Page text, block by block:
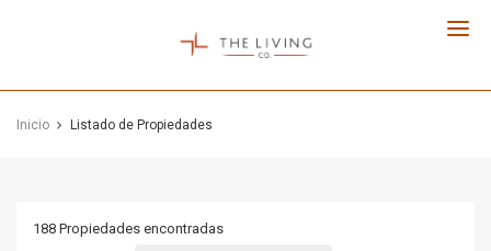
Co.
Inicio Listado de Propiedades
188 Propiedades encontradas